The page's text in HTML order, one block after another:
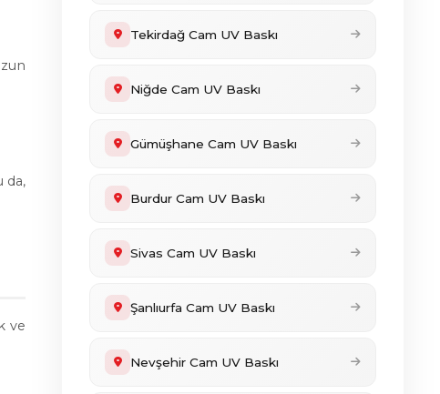
da,
ve
Tekirdağ Cam UV Baskı
Niğde Cam UV Baskı
Gümüşhane Cam UV Baskı
Burdur Cam UV Baskı
Sivas Cam UV Baskı
Şanlıurfa Cam UV Baskı
Nevşehir Cam UV Baskı